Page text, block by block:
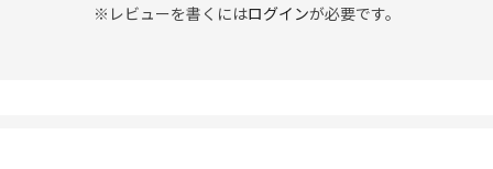
※レビューを書くにはログインが必要です。